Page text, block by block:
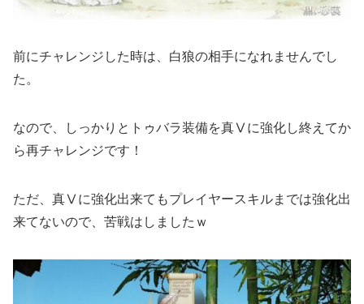
前にチャレンジした時は、白狼の相手になれませんでし
た。
なので、しっかりとトゥバラ装備を真Ⅴに強化し終えてか
ら再チャレンジです！
ただ、真Ⅴに強化出来てもプレイヤースキルまでは強化出
来てないので、苦戦はしましたｗ